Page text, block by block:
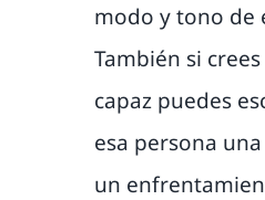
modo y tono de
También si
capaz puedes
esa persona
un